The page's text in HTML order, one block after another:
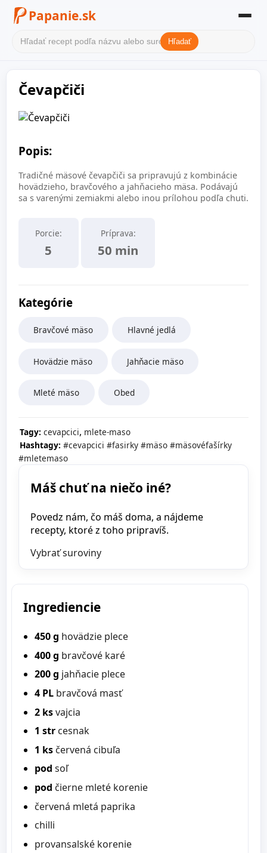
Papanie.sk
Filter receptov
Kategórie
O nás
Kontakt
Hľadať
Čevapčiči
Popis:
Tradičné mäsové čevapčiči sa pripravujú z kombinácie
hovädzieho, bravčového a jahňacieho mäsa. Podávajú
sa s varenými zemiakmi alebo inou prílohou podľa chuti.
Porcie:
5
Príprava:
50 min
Kategórie
Bravčové mäso Hlavné jedlá
Hovädzie mäso Jahňacie mäso
Mleté mäso Obed
Tagy: cevapcici, mlete-maso
Hashtagy: #cevapcici #fasirky #mäso #mäsovéfašírky
#mletemaso
Máš chuť na niečo iné?
Povedz nám, čo máš doma, a nájdeme
recepty, ktoré z toho pripravíš.
Vybrať suroviny
Ingrediencie
450 g hovädzie plece
400 g bravčové karé
200 g jahňacie plece
4 PL bravčová masť
2 ksvajcia
1 str cesnak
1 ks červená cibuľa
pod soľ
pod čierne mleté korenie
červená mletá paprika
chilli
provansalské korenie